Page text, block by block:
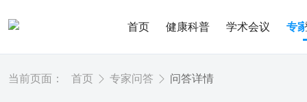
首页 健康科普 学术会议 专
当前页面： 首页 专家问答 问答详情